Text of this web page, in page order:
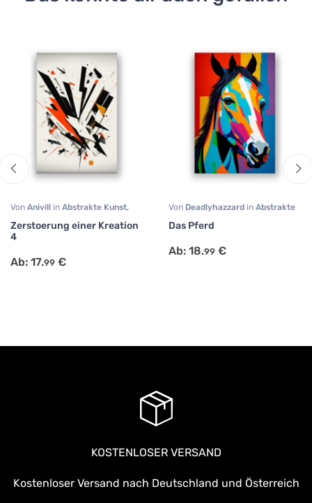
Von Anivill in Abstrakte Kunst,
Surrealismus
Zerstoerung einer Kreation
4
Ab: 17.99 €
Von Deadlyhazzard in Abstrakte
Comic
Das Pferd
Ab: 18.99 €
KOSTENLOSER VERSAND
Kostenloser Versand nach Deutschland und Österreich